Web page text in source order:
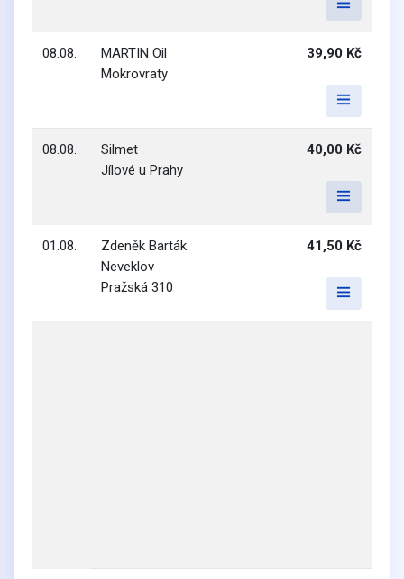
08.08.
MARTIN Oil
Mokrovraty
39,90 Kč
08.08.
Silmet
Jílové u Prahy
40,00 Kč
01.08.
Zdeněk Barták
Neveklov
Pražská 310
41,50 Kč